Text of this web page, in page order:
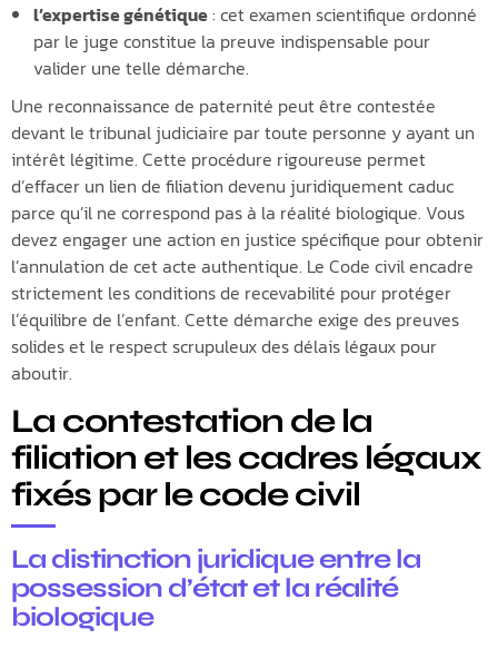
l’expertise génétique: cet examen scientifique ordonné
par le juge constitue la preuve indispensable pour
valider une telle démarche.
Une reconnaissance de paternité peut être contestée
devant le tribunal judiciaire par toute personne y ayant un
intérêt légitime. Cette procédure rigoureuse permet
d’effacer un lien de filiation devenu juridiquement caduc
parce qu’il ne correspond pas à la réalité biologique. Vous
devez engager une action en justice spécifique pour obtenir
l’annulation de cet acte authentique. Le Code civil encadre
strictement les conditions de recevabilité pour protéger
l’équilibre de l’enfant. Cette démarche exige des preuves
solides et le respect scrupuleux des délais légaux pour
aboutir.
La contestation de la
filiation et les cadres légaux
fixés par le code civil
La distinction juridique entre la
possession d’état et la réalité
biologique